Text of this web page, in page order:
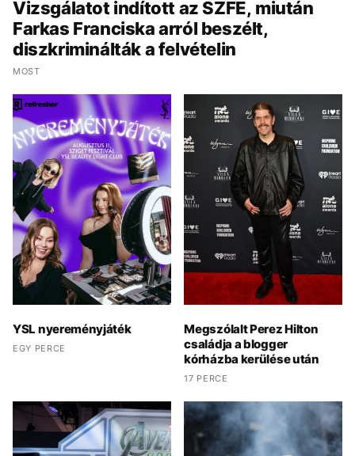
Vizsgálatot indított az SZFE, miután
Farkas Franciska arról beszélt,
diszkriminálták a felvételin
MOST
YSL nyereményjáték
EGY PERCE
Megszólalt Perez Hilton
családja a blogger
kórházba kerülése után
17 PERCE